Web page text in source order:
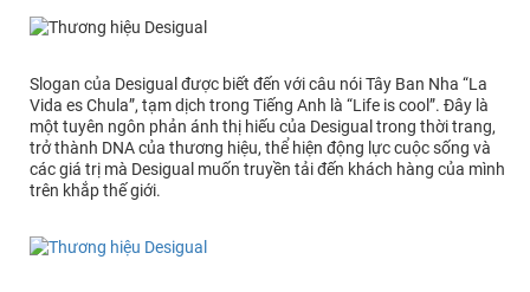
Slogan của Desigual được biết đến với câu nói Tây Ban Nha “La
Vida es Chula”, tạm dịch trong Tiếng Anh là “Life is cool”. Đây là
một tuyên ngôn phản ánh thị hiếu của Desigual trong thời trang,
trở thành DNA của thương hiệu, thể hiện động lực cuộc sống và
các giá trị mà Desigual muốn truyền tải đến khách hàng của mình
trên khắp thế giới.